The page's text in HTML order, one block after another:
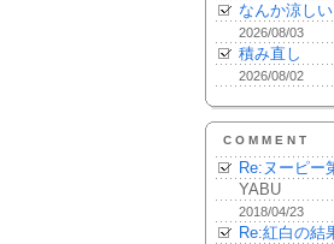
なんか涼しい
2026/08/03
積み直し
2026/08/02
COMMENT
Re:ヌーピー
YABU
2018/04/23
Re:紅白の結